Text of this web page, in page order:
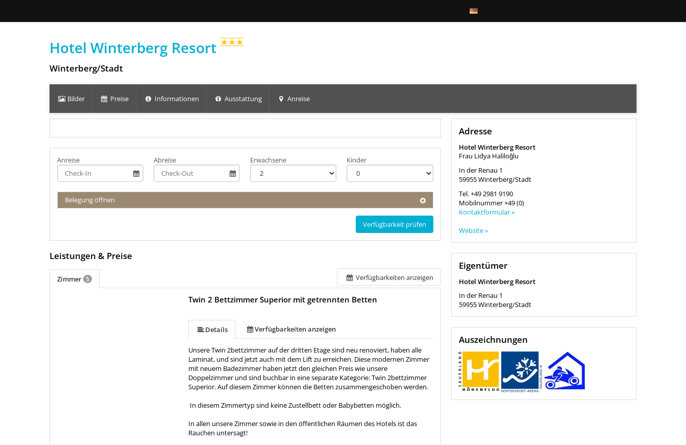
Hotel Winterberg Resort
Winterberg/Stadt
Bilder Preise Informationen Ausstattung Anreise
Anreise Abreise Erwachsene Kinder
Belegung öffnen
Verfügbarkeit prüfen
Verfügbarkeiten anzeigen
Leistungen & Preise
Zimmer 5
Twin 2 Bettzimmer Superior mit getrennten Betten
Details Verfügbarkeiten anzeigen
Unsere Twin 2bettzimmer auf der dritten Etage sind neu renoviert, haben alle
Laminat, und sind jetzt auch mit dem Lift zu erreichen. Diese modernen Zimmer
mit neuem Badezimmer haben jetzt den gleichen Preis wie unsere
Doppelzimmer und sind buchbar in eine separate Kategorie: Twin 2bettzimmer
Superior. Auf diesem Zimmer können die Betten zusammengeschoben werden.
In diesem Zimmertyp sind keine Zustellbett oder Babybetten möglich.
In allen unsere Zimmer sowie in den öffentlichen Räumen des Hotels ist das
Rauchen untersagt!
Adresse
Hotel Winterberg Resort
Frau Lidya Haliloğlu
In der Renau 1
59955Winterberg/Stadt
Tel.+49 2981 9190
Mobilnummer+49 (0)
Kontaktformular »
Website »
Eigentümer
Hotel Winterberg Resort
In der Renau 1
59955Winterberg/Stadt
Auszeichnungen